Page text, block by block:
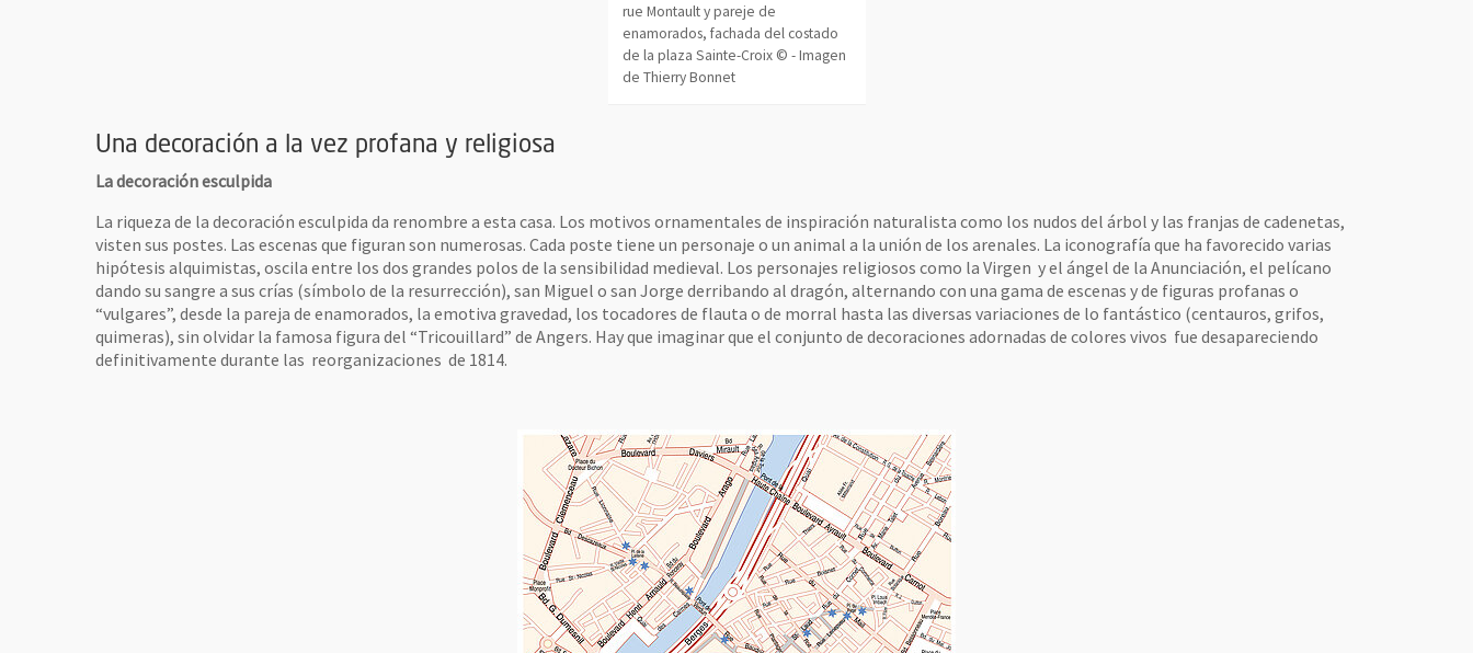
rue Montault y pareje de
enamorados, fachada del costado
de la plaza Sainte-Croix © - Imagen
de Thierry Bonnet
de Adán : Samson derribando al león, fachada al costado de la rue Montault y pareje de enamorados, fachada del costado de la plaza Sainte-Croix © - Imagen de Thierry Bonnet
Una decoración a la vez profana y religiosa
La decoración esculpida
La riqueza de la decoración esculpida da renombre a esta casa. Los motivos ornamentales de inspiración naturalista como los nudos del árbol y las franjas de cadenetas,
visten sus postes. Las escenas que figuran son numerosas. Cada poste tiene un personaje o un animal a la unión de los arenales. La iconografía que ha favorecido varias
hipótesis alquimistas, oscila entre los dos grandes polos de la sensibilidad medieval. Los personajes religiosos como la Virgen y el ángel de la Anunciación, el pelícano
dando su sangre a sus crías (símbolo de la resurrección), san Miguel o san Jorge derribando al dragón, alternando con una gama de escenas y de figuras profanas o
“vulgares”, desde la pareja de enamorados, la emotiva gravedad, los tocadores de flauta o de morral hasta las diversas variaciones de lo fantástico (centauros, grifos,
quimeras), sin olvidar la famosa figura del “Tricouillard” de Angers. Hay que imaginar que el conjunto de decoraciones adornadas de colores vivos fue desapareciendo
definitivamente durante las reorganizaciones de 1814.